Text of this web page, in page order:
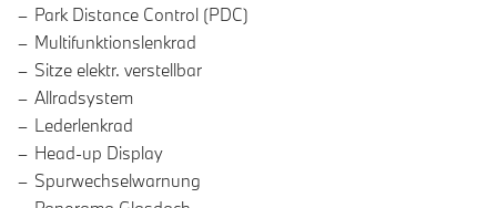
Park Distance Control (PDC)
Multifunktionslenkrad
Sitze elektr. verstellbar
Allradsystem
Lederlenkrad
Head-up Display
Spurwechselwarnung